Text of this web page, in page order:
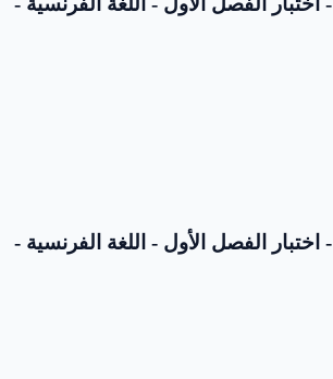
الموضوع رقم 35 - اختبار الفصل الأول - اللغة الفرنسية -